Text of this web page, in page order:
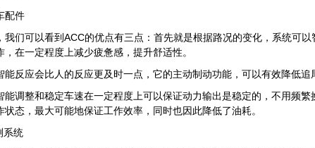
配件
我们可以看到ACC的优点有三点：首先就是根据路况的变化，系统可
，在一定程度上减少疲惫感，提升舒适性。
能反应会比人的反应更及时一点，它的主动制动功能，可以有效降低追
能调整和稳定车速在一定程度上可以保证动力输出是稳定的，不用频
状态，最大可能地保证工作效率，同时也因此降低了油耗。
系统